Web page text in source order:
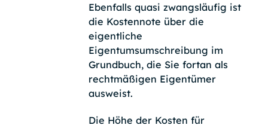
Ebenfalls quasi zwangsläufig ist
die Kostennote über die
eigentliche
Eigentumsumschreibung im
Grundbuch, die Sie fortan als
rechtmäßigen Eigentümer
ausweist.
Die Höhe der Kosten für